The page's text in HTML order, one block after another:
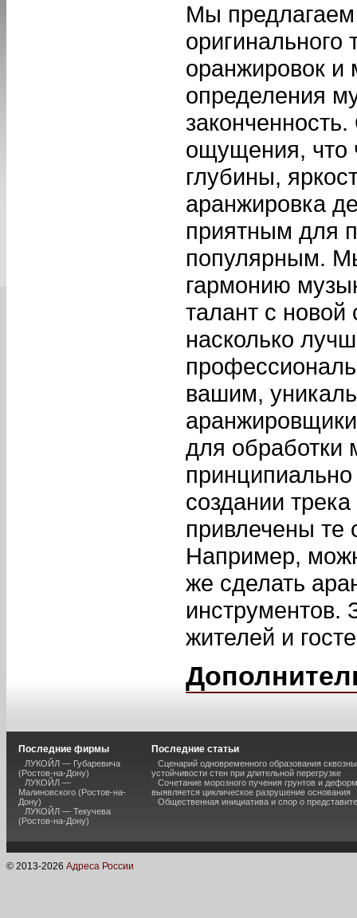
Мы
оригинального
оранжировок и
определения
ощущения, что
глубины,
аранжировка
приятным для
популярным.
гармонию
талант с
насколько
вашим,
для обработки
создании
привлечены те
Например,
же сделать
инструментов.
жителей и
Последние фирмы
ЛУКОЙЛ — Губаревича
(Ростов-на-Дону)
ЛУКОЙЛ —
Малиновского (Ростов-на-
Дону)
ЛУКОЙЛ — Текучева
(Ростов-на-Дону)
Последние статьи
Сценарий одновременного образования
устойчивости стен при длительной перегрузке
Сочетание морозного пучения грунтов и
выявляется циклическое разрушение основания
Общественная инициатива и спор о
© 2013-2026 Адреса России